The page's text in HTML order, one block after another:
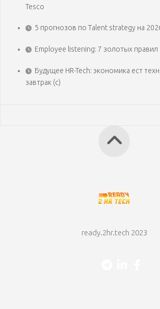
Tesco
5 прогнозов по Talent strategy на
Employee listening: 7 золотых правил
Будущее HR-Tech: экономика ест
завтрак (с)
ready.2hr.tech 2023